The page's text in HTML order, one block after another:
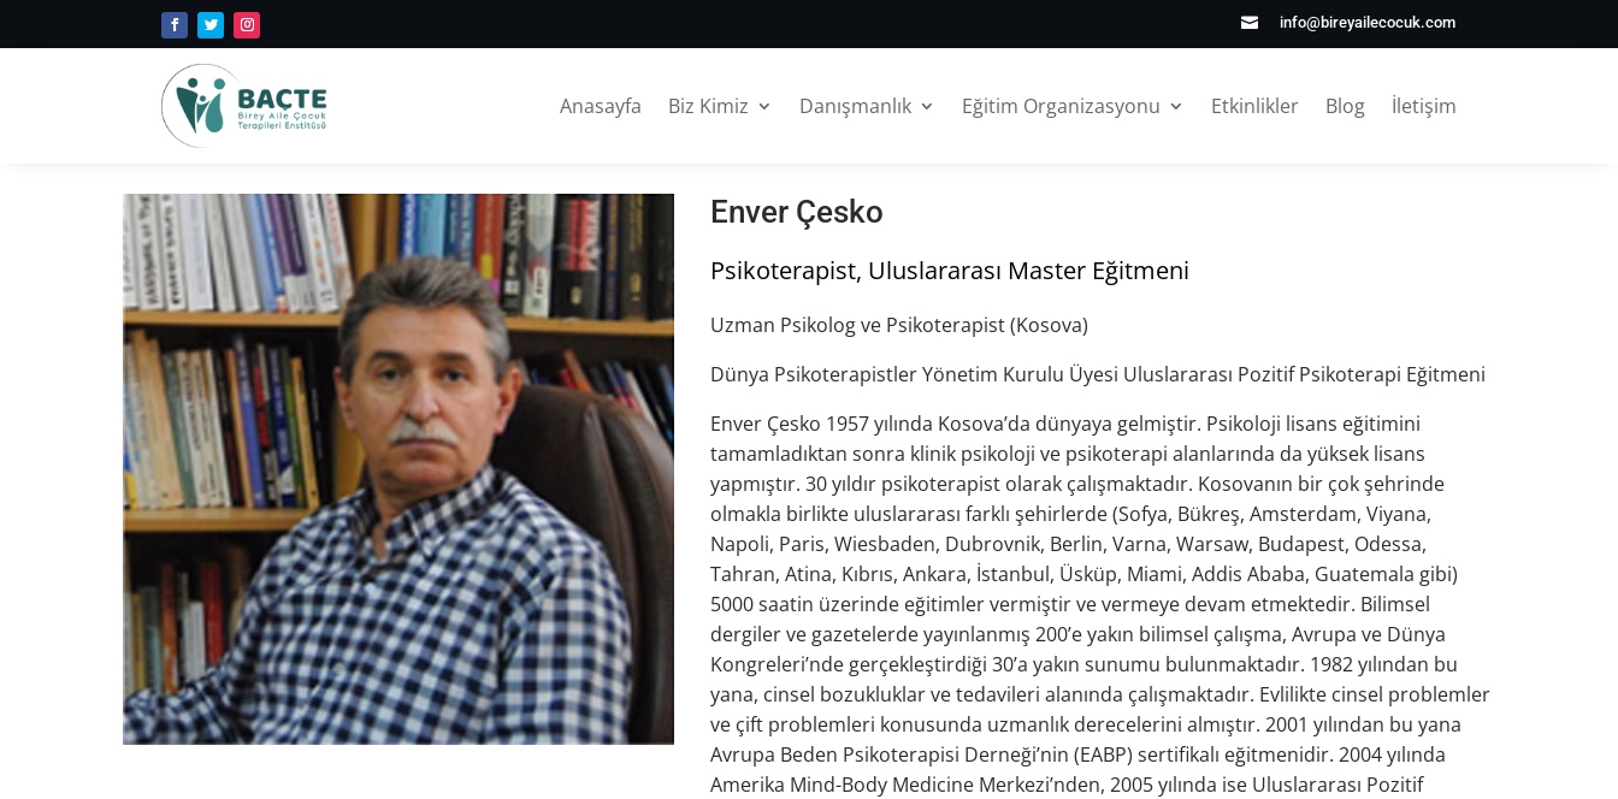
 info@bireyailecocuk.com
Anasayfa Biz Kimiz Danışmanlık Eğitim Organizasyonu Etkinlikler Blog İletişim
Enver Çesko
Psikoterapist, Uluslararası Master Eğitmeni
Uzman Psikolog ve Psikoterapist (Kosova)
Dünya Psikoterapistler Yönetim Kurulu Üyesi Uluslararası Pozitif Psikoterapi Eğitmeni
Enver Çesko 1957 yılında Kosova’da dünyaya gelmiştir. Psikoloji lisans eğitimini
tamamladıktan sonra klinik psikoloji ve psikoterapi alanlarında da yüksek lisans
yapmıştır. 30 yıldır psikoterapist olarak çalışmaktadır. Kosovanın bir çok şehrinde
olmakla birlikte uluslararası farklı şehirlerde (Sofya, Bükreş, Amsterdam, Viyana,
Napoli, Paris, Wiesbaden, Dubrovnik, Berlin, Varna, Warsaw, Budapest, Odessa,
Tahran, Atina, Kıbrıs, Ankara, İstanbul, Üsküp, Miami, Addis Ababa, Guatemala gibi)
5000 saatin üzerinde eğitimler vermiştir ve vermeye devam etmektedir. Bilimsel
dergiler ve gazetelerde yayınlanmış 200’e yakın bilimsel çalışma, Avrupa ve Dünya
Kongreleri’nde gerçekleştirdiği 30’a yakın sunumu bulunmaktadır. 1982 yılından bu
yana, cinsel bozukluklar ve tedavileri alanında çalışmaktadır. Evlilikte cinsel problemler
ve çift problemleri konusunda uzmanlık derecelerini almıştır. 2001 yılından bu yana
Avrupa Beden Psikoterapisi Derneği’nin (EABP) sertifikalı eğitmenidir. 2004 yılında
Amerika Mind-Body Medicine Merkezi’nden, 2005 yılında ise Uluslararası Pozitif